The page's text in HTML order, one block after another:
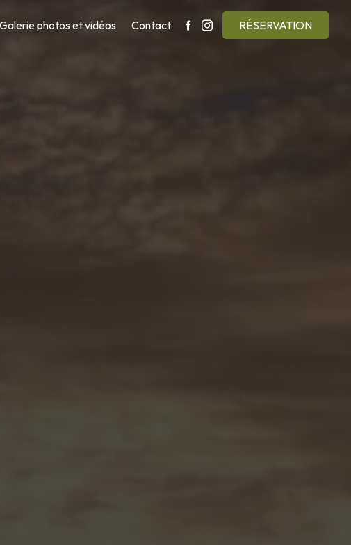
Galerie photos et vidéos Contact RÉSERVATION